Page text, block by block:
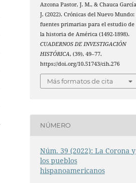
Azcona Pastor, J. M., & Chauca
J. (2022). Crónicas del Nuevo Mundo:
fuentes primarias para el estudio de
la historia de América (1492-1898).
CUADERNOS DE INVESTIGACIÓN
HISTÓRICA, (39), 49–77.
https://doi.org/10.51743/cih.276
Más formatos de cita
NÚMERO
Núm. 39 (2022): La Corona y
los pueblos
hispanoamericanos